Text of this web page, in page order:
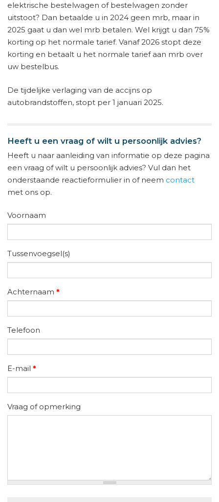
elektrische bestelwagen of bestelwagen zonder
uitstoot? Dan betaalde u in 2024 geen mrb, maar in
2025 gaat u dan wel mrb betalen. Wel krijgt u dan 75%
korting op het normale tarief. Vanaf 2026 stopt deze
korting en betaalt u het normale tarief aan mrb over
uw bestelbus.
De tijdelijke verlaging van de accijns op
autobrandstoffen, stopt per 1 januari 2025.
Heeft u een vraag of wilt u persoonlijk advies?
Heeft u naar aanleiding van informatie op deze pagina
een vraag of wilt u persoonlijk advies? Vul dan het
onderstaande reactieformulier in of neem contact
met ons op.
Voornaam
Tussenvoegsel(s)
Achternaam *
Telefoon
E-mail *
Vraag of opmerking